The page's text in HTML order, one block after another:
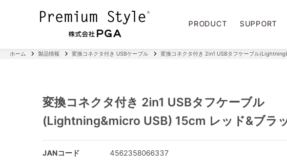
PRODUCT SUPPORT
ホーム 製品情報 変換コネクタ付き USBケーブル 変換コネクタ付き 2in1 USBタフケーブル
変換コネクタ付き 2in1 USBタフケーブル
(Lightning&micro USB) 15cm レッド&ブラ
JANコード 4562358066337